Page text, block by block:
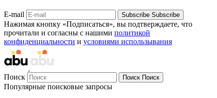
E-mail Subscribe Subscribe
Нажимая кнопку «Подписаться», вы подтверждаете, что
прочитали и согласны с нашими политикой
конфиденциальности и условиями использывания
Поиск Поиск Поиск
Популярные поисковые запросы